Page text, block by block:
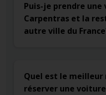
Puis-je prendre
Carpentras et la
autre ville du
Quel est le
réserver une